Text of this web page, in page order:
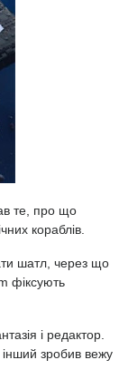
те, про що
кораблів.
шатл, через що
фіксують
і редактор.
зробив вежу